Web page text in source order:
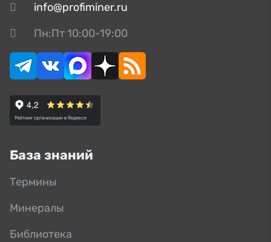
info@profiminer.ru
Пн:Пт 10:00-19:00
База знаний
Термины
Минералы
Библиотека